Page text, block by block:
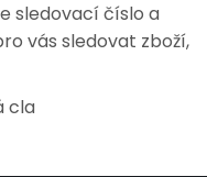
sledovací číslo a
vás sledovat zboží,
cla